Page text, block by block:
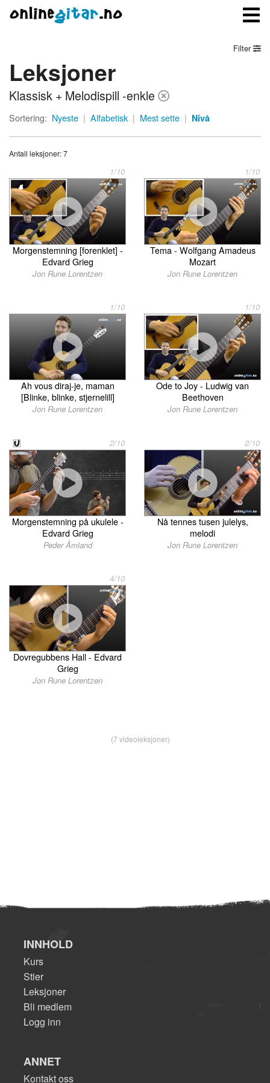
Meny
Logg inn
Kontakt oss
Om onlinegitar.no
Filter
Leksjoner
Klassisk + Melodispill -enkle
Sortering: Nyeste | Alfabetisk | Mest sette | Nivå
Antall leksjoner: 7
1/10
Morgenstemning [forenklet] -
Edvard Grieg
Jon Rune Lorentzen
1/10
Tema - Wolfgang Amadeus
Mozart
Jon Rune Lorentzen
1/10
Ah vous diraj-je, maman
[Blinke, blinke, stjernelill]
Jon Rune Lorentzen
1/10
Ode to Joy - Ludwig van
Beethoven
Jon Rune Lorentzen
2/10
Morgenstemning på ukulele -
Edvard Grieg
Peder Åmland
2/10
Nå tennes tusen julelys,
melodi
Jon Rune Lorentzen
4/10
Dovregubbens Hall - Edvard
Grieg
Jon Rune Lorentzen
(7 videoleksjoner)
INNHOLD
Kurs
Stier
Leksjoner
Bli medlem
Logg inn
ANNET
Kontakt oss